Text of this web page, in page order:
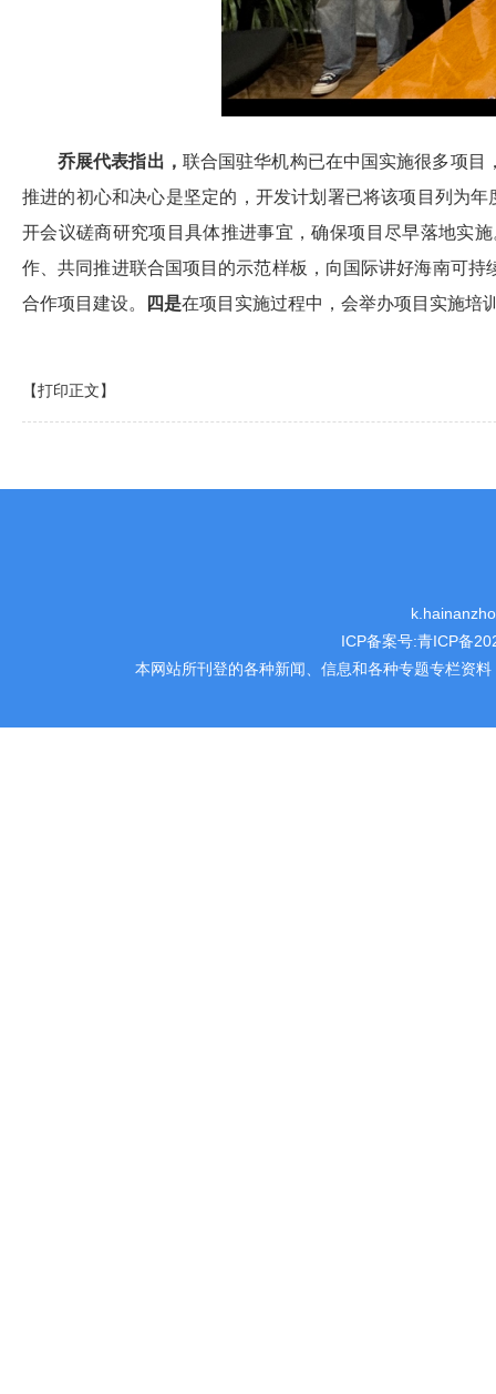
乔展代表指出， 联合国驻华机构已在中国实施很多项
推进的初心和决心是坚定的，开发计划署已将该项目列为
开会议磋商研究项目具体推进事宜，确保项目尽早落地实施
作、共同推进联合国项目的示范样板，向国际讲好海南可持
合作项目建设。
四是在项目实施过程中，会举办项目实施培
【打印正文】
ICP备案号:青ICP备
本网站所刊登的各种新闻、信息和各种专题专栏资